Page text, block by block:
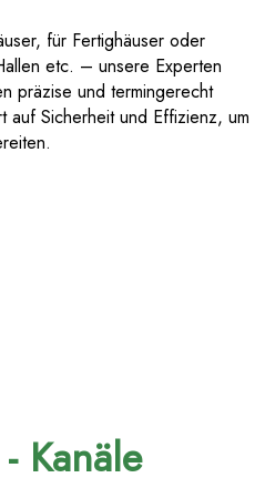
für Fertighäuser oder
etc. – unsere Experten
präzise und termingerecht
Sicherheit und Effizienz, um
Kanäle